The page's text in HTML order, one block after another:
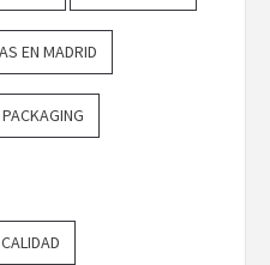
EN MADRID
PACKAGING